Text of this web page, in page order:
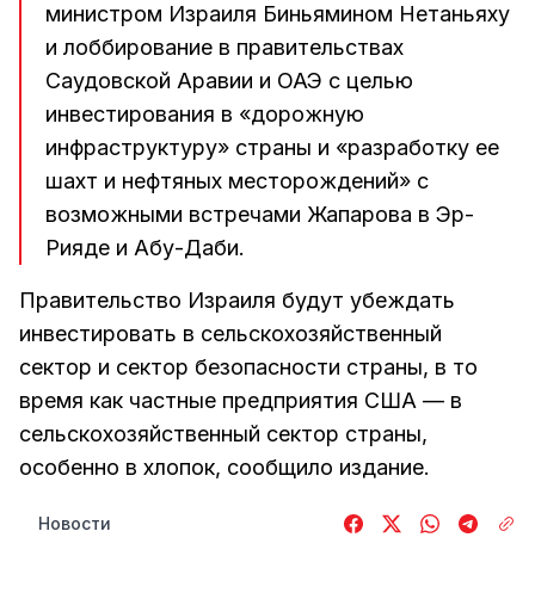
министром Израиля Биньямином Нетаньяху
и лоббирование в правительствах
Саудовской Аравии и ОАЭ с целью
инвестирования в «дорожную
инфраструктуру» страны и «разработку ее
шахт и нефтяных месторождений» с
возможными встречами Жапарова в Эр-
Рияде и Абу-Даби.
Правительство Израиля будут убеждать
инвестировать в сельскохозяйственный
сектор и сектор безопасности страны, в то
время как частные предприятия США — в
сельскохозяйственный сектор страны,
особенно в хлопок, сообщило издание.
Новости